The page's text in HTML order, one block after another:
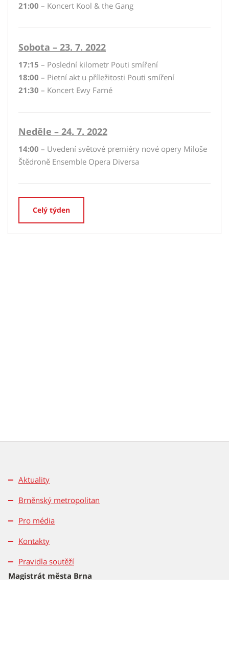
21:00 – Koncert Kool & the Gang
Sobota – 23. 7. 2022
17:15 – Poslední kilometr Pouti smíření
18:00 – Pietní akt u příležitosti Pouti smíření
21:30 – Koncert Ewy Farné
Neděle – 24. 7. 2022
14:00 – Uvedení světové premiéry nové opery Miloše
Štědroně Ensemble Opera Diversa
Celý týden
Aktuality
Brněnský metropolitan
Pro média
Kontakty
Pravidla soutěží
Magistrát města Brna